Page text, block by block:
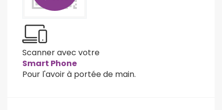
Scanner avec votre
Smart Phone
Pour l'avoir à portée de main.